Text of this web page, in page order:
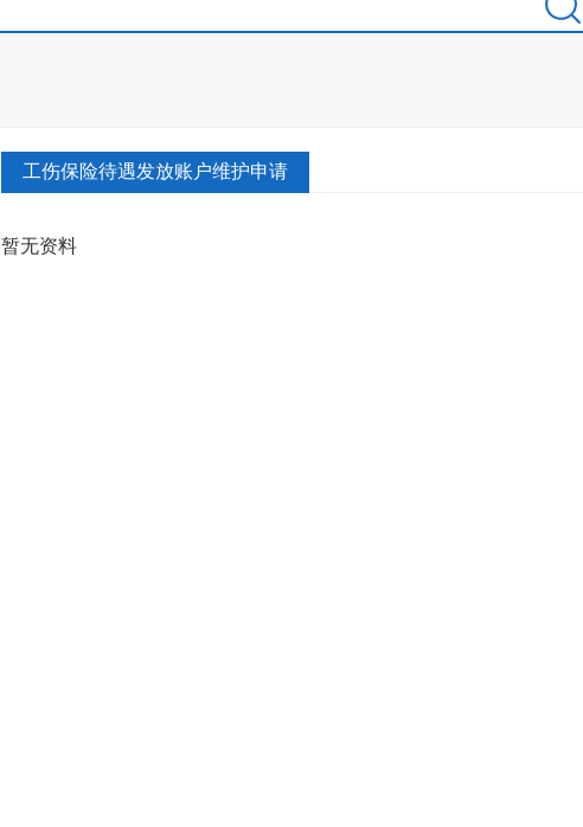
工伤保险待遇发放账户维护申请
暂无资料